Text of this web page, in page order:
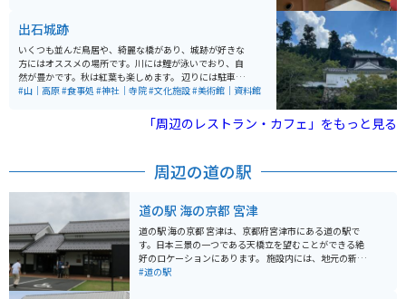
には“自動販売機の聖地”とも呼ばれているようです。
出石城跡
いくつも並んだ鳥居や、綺麗な橋があり、城跡が好きな
方にはオススメの場所です。川には鯉が泳いでおり、自
然が豊かです。秋は紅葉も楽しめます。 辺りには駐車
場、お土産屋さん、皿そば屋、軽食店なども豊富です。
#山｜高原#食事処 #神社｜寺院#文化施設#美術館｜資料館
「周辺のレストラン・カフェ」をもっと見る
周辺の道の駅
道の駅 海の京都 宮津
道の駅 海の京都 宮津は、京都府宮津市にある道の駅で
す。日本三景の一つである天橋立を望むことができる絶
好のロケーションにあります。 施設内には、地元の新鮮
な魚介類や野菜などを販売する直売所や、宮津湾の新鮮
#道の駅